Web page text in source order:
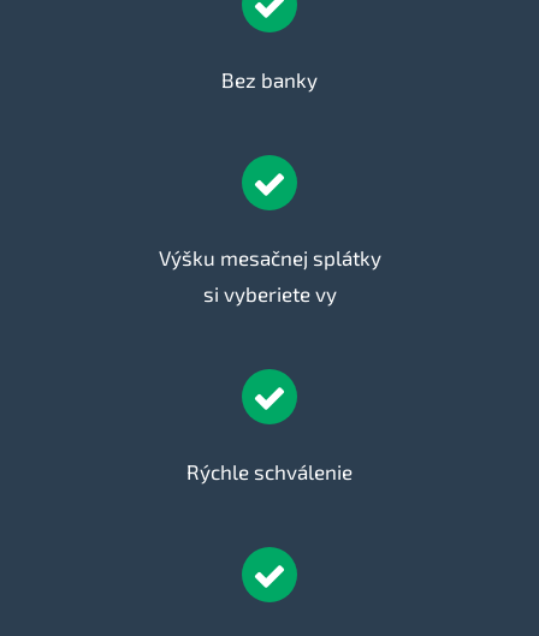
Bez banky
Výšku mesačnej splátky
si vyberiete vy
Rýchle schválenie